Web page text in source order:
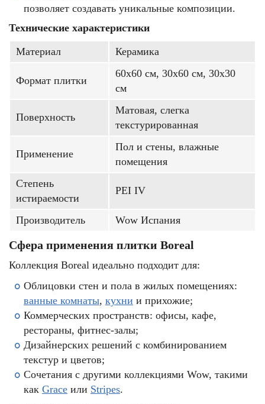
позволяет создавать уникальные композиции.
Технические характеристики
Материал
Керамика
Формат плитки
60x60 см, 30x60 см, 30x30
см
Поверхность
Матовая, слегка
текстурированная
Применение
Пол и стены, влажные
помещения
Степень
истираемости
PEI IV
Производитель Wow Испания
Сфера применения плитки Boreal
Коллекция Boreal идеально подходит для:
Облицовки стен и пола в жилых помещениях:
ванные комнаты, кухни и прихожие;
Коммерческих пространств: офисы, кафе,
рестораны, фитнес-залы;
Дизайнерских решений с комбинированием
текстур и цветов;
Сочетания с другими коллекциями Wow, такими
как Grace или Stripes.